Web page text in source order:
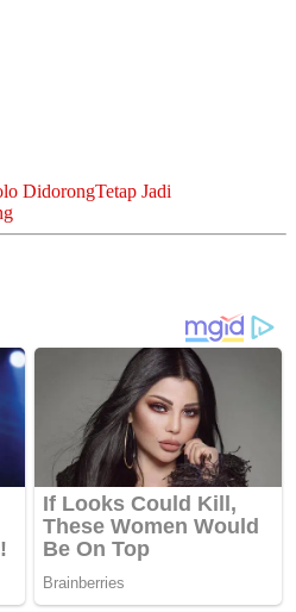
DidorongTetap Jadi